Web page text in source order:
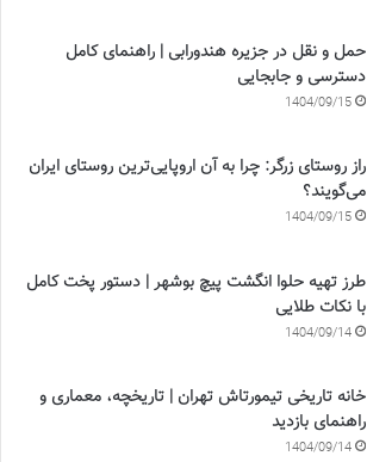
حمل و نقل در جزیره هندورابی | راهنمای کامل
دسترسی و جابجایی
1404/09/15
راز روستای زرگر: چرا به آن اروپایی‌ترین روستای ایران
می‌گویند؟
1404/09/15
طرز تهیه حلوا انگشت پیچ بوشهر | دستور پخت کامل
با نکات طلایی
1404/09/14
خانه تاریخی تیمورتاش تهران | تاریخچه، معماری و
راهنمای بازدید
1404/09/14